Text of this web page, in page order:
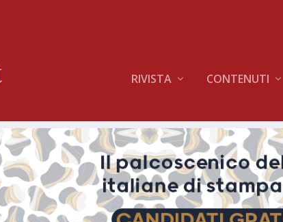
RIVISTA CONTENUTI